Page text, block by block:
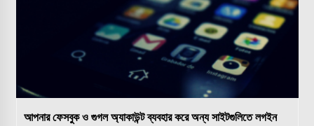
আপনার ফেসবুক ও গুগল অ্যাকাউন্ট ব্যবহার করে অন্য সাইটগুলিতে লগইন